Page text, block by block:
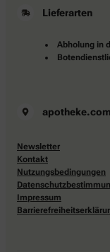
Lieferarten
Abholung in
Newsletter
Kontakt
Nutzungsbedingungen
Impressum